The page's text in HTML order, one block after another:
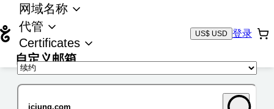
网域名称
代管
Certificates
自定义邮箱
US$ USD 登录